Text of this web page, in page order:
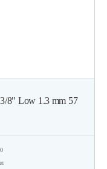
8" Low 1.3 mm 57